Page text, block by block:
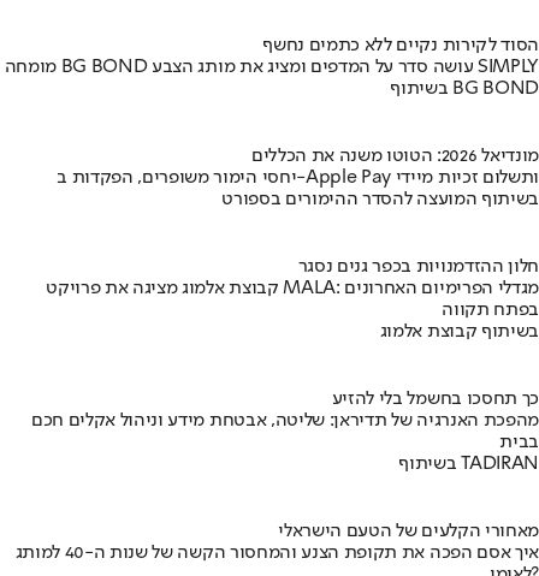
הסוד לקירות נקיים ללא כתמים נחשף
מומחה BG BOND עושה סדר על המדפים ומציג את מותג הצבע SIMPLY
בשיתוף BG BOND
מונדיאל 2026: הטוטו משנה את הכללים
יחסי הימור משופרים, הפקדות ב-Apple Pay ותשלום זכיות מיידי
בשיתוף המועצה להסדר ההימורים בספורט
חלון ההזדמנויות בכפר גנים נסגר
קבוצת אלמוג מציגה את פרויקט MALA: מגדלי הפרימיום האחרונים
בפתח תקווה
בשיתוף קבוצת אלמוג
כך תחסכו בחשמל בלי להזיע
מהפכת האנרגיה של תדיראן: שליטה, אבטחת מידע וניהול אקלים חכם
בבית
בשיתוף TADIRAN
מאחורי הקלעים של הטעם הישראלי
איך אסם הפכה את תקופת הצנע והמחסור הקשה של שנות ה-40 למותג